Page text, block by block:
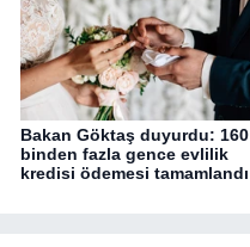
Bakan Göktaş duyurdu: 160
binden fazla gence evlilik
kredisi ödemesi tamamlandı